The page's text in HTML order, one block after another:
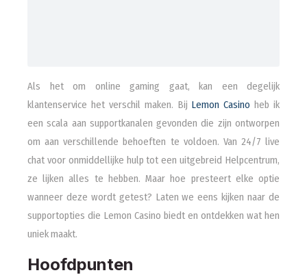
Als het om online gaming gaat, kan een degelijk
klantenservice het verschil maken. Bij Lemon Casino heb ik
een scala aan supportkanalen gevonden die zijn ontworpen
om aan verschillende behoeften te voldoen. Van 24/7 live
chat voor onmiddellijke hulp tot een uitgebreid Helpcentrum,
ze lijken alles te hebben. Maar hoe presteert elke optie
wanneer deze wordt getest? Laten we eens kijken naar de
supportopties die Lemon Casino biedt en ontdekken wat hen
uniek maakt.
Hoofdpunten